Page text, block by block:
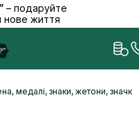
– подаруйте
нове життя
медалі, знаки, жетони,